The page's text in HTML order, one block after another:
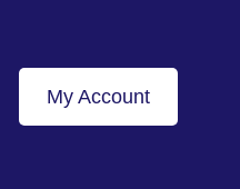
My Account